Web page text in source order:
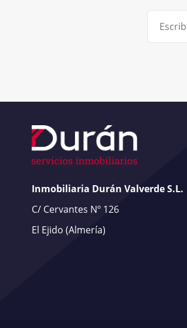
Inmobiliaria Durán Valverde S.L.
C/ Cervantes Nº 126
El Ejido (Almería)